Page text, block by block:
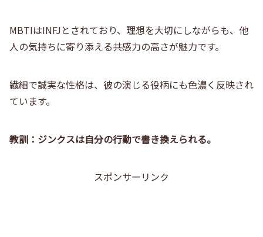
MBTIはINFJとされており、理想を大切にしながらも、他
人の気持ちに寄り添える共感力の高さが魅力です。
繊細で誠実な性格は、彼の演じる役柄にも色濃く反映され
ています。
教訓：ジンクスは自分の行動で書き換えられる。
スポンサーリンク